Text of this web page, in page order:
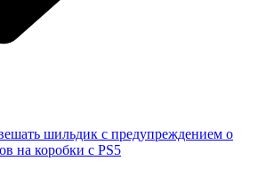
шильдик с предупреждением о
на коробки с PS5